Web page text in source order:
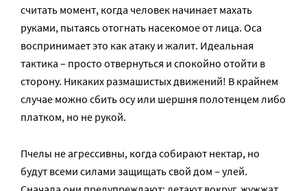
считать момент, когда человек начинает махать
руками, пытаясь отогнать насекомое от лица. Оса
воспринимает это как атаку и жалит. Идеальная
тактика – просто отвернуться и спокойно отойти в
сторону. Никаких размашистых движений! В крайнем
случае можно сбить осу или шершня полотенцем либо
платком, но не рукой.
Пчелы не агрессивны, когда собирают нектар, но
будут всеми силами защищать свой дом – улей.